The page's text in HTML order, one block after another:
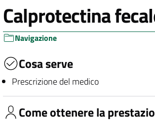
Calprotectina
Navigazione
Cosa serve
Prescrizione del medico
Come ottenere la